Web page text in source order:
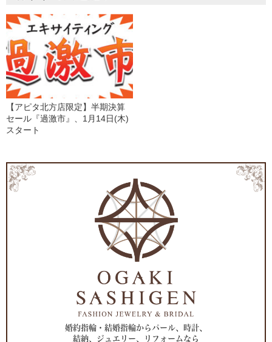
【アピタ北方店限定】半期決算
セール『過激市』、1月14日(木)
スタート
婚約指輪・結婚指輪からパール、時計、
結納、ジュエリー、リフォームなら